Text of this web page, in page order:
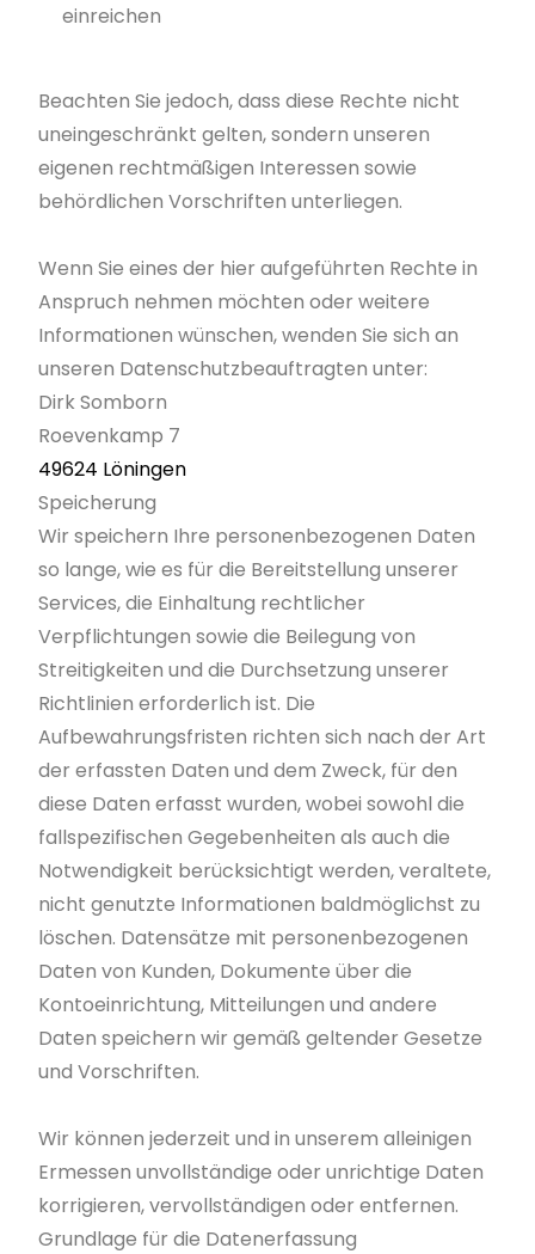
einreichen
Beachten Sie jedoch, dass diese Rechte nicht
uneingeschränkt gelten, sondern unseren
eigenen rechtmäßigen Interessen sowie
behördlichen Vorschriften unterliegen.
Wenn Sie eines der hier aufgeführten Rechte in
Anspruch nehmen möchten oder weitere
Informationen wünschen, wenden Sie sich an
unseren Datenschutzbeauftragten unter:
Dirk Somborn
Roevenkamp 7
49624 Löningen
Speicherung
Wir speichern Ihre personenbezogenen Daten
so lange, wie es für die Bereitstellung unserer
Services, die Einhaltung rechtlicher
Verpflichtungen sowie die Beilegung von
Streitigkeiten und die Durchsetzung unserer
Richtlinien erforderlich ist. Die
Aufbewahrungsfristen richten sich nach der Art
der erfassten Daten und dem Zweck, für den
diese Daten erfasst wurden, wobei sowohl die
fallspezifischen Gegebenheiten als auch die
Notwendigkeit berücksichtigt werden, veraltete,
nicht genutzte Informationen baldmöglichst zu
löschen. Datensätze mit personenbezogenen
Daten von Kunden, Dokumente über die
Kontoeinrichtung, Mitteilungen und andere
Daten speichern wir gemäß geltender Gesetze
und Vorschriften.
Wir können jederzeit und in unserem alleinigen
Ermessen unvollständige oder unrichtige Daten
korrigieren, vervollständigen oder entfernen.
Grundlage für die Datenerfassung